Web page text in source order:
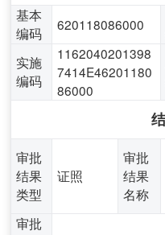
基本
编码
620118086000
实施
编码
1162040201398
7414E46201180
86000
审批
结果
类型
证照
审批
结果
名称
审批